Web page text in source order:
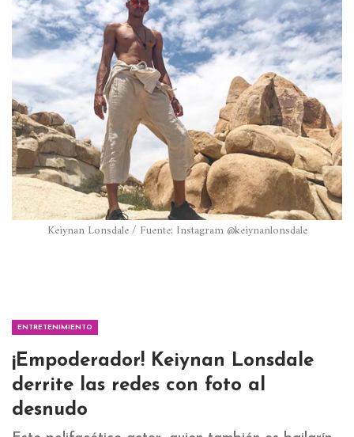
Keiynan Lonsdale / Fuente: Instagram @keiynanlonsdale
ENTRETENIMIENTO
¡Empoderador! Keiynan Lonsdale
derrite las redes con foto al
desnudo